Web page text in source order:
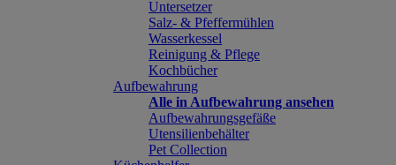
Untersetzer
Salz- & Pfeffermühlen
Wasserkessel
Reinigung & Pflege
Kochbücher
Aufbewahrung
Alle in Aufbewahrung ansehen
Aufbewahrungsgefäße
Utensilienbehälter
Pet Collection